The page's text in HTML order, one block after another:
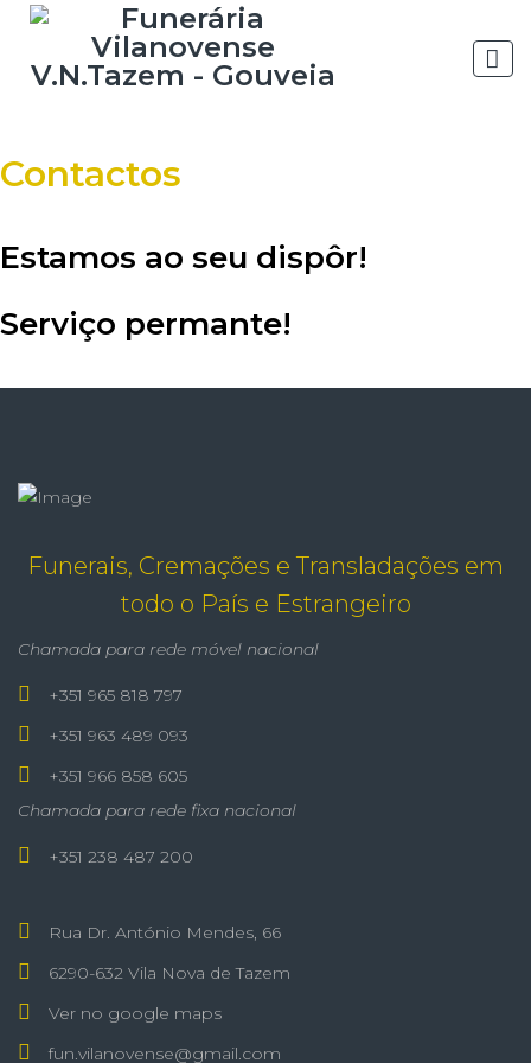
Contactos
Estamos ao seu dispôr!
Serviço permante!
Funerais, Cremações e Transladações em
todo o País e Estrangeiro
Chamada para rede móvel nacional
+351 965 818 797
+351 963 489 093
+351 966 858 605
Chamada para rede fixa nacional
+351 238 487 200
Rua Dr. António Mendes, 66
6290-632 Vila Nova de Tazem
Ver no google maps
fun.vilanovense@gmail.com